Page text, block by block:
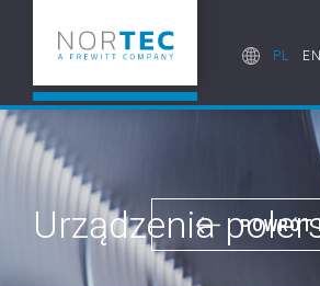
PL EN
Urządzenia POWRÓT